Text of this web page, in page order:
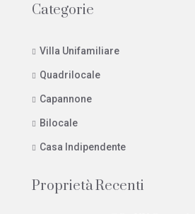
Categorie
Villa Unifamiliare
Quadrilocale
Capannone
Bilocale
Casa Indipendente
Proprietà Recenti